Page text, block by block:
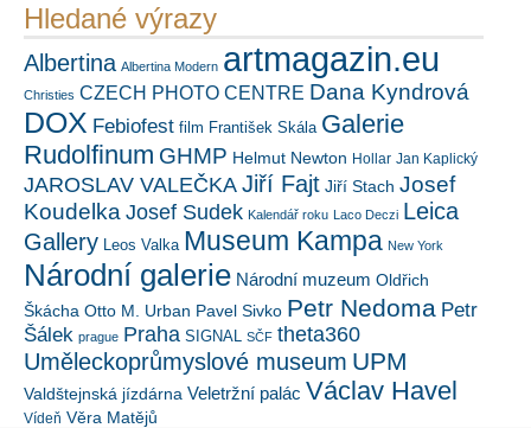
Hledané výrazy
Albertina Albertina Modern artmagazin.eu
Christies CZECH PHOTO CENTRE Dana Kyndrová
DOX Febiofest film František Skála Galerie
Rudolfinum GHMP Helmut Newton Hollar Jan Kaplický
JAROSLAV VALEČKA Jiří Fajt Jiří Stach Josef
Koudelka Josef Sudek Kalendář roku Laco Deczi Leica
Gallery Leos Valka Museum Kampa New York
Národní galerie Národní muzeum Oldřich
Škácha Otto M. Urban Pavel Sivko Petr Nedoma Petr
Šálek prague Praha SIGNAL SČF theta360
Uměleckoprůmyslové museum UPM
Valdštejnská jízdárna Veletržní palác Václav Havel
Vídeň Věra Matějů